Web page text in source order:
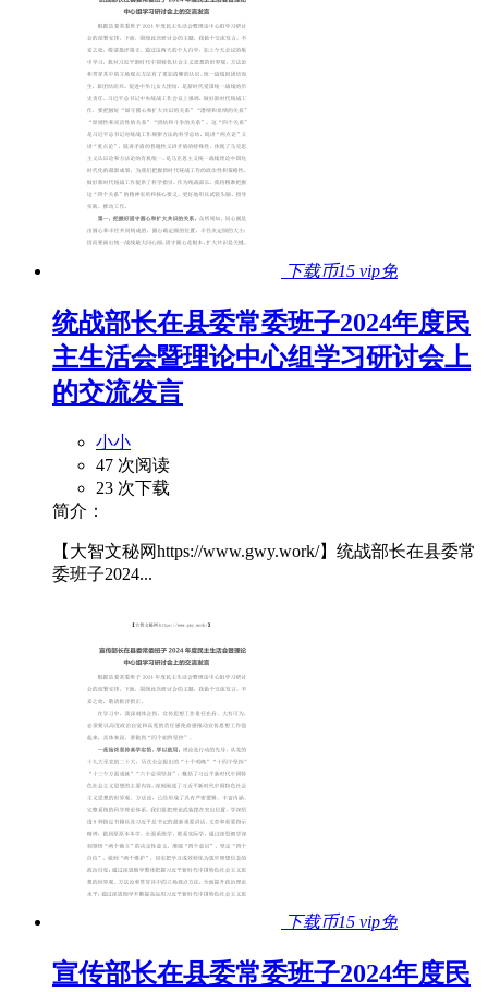
下载币15 vip免
统战部长在县委常委班子2024年度民
主生活会暨理论中心组学习研讨会上
的交流发言
小小
47 次阅读
23 次下载
简介：
【大智文秘网https://www.gwy.work/】统战部长在县委常
委班子2024...
下载币15 vip免
宣传部长在县委常委班子2024年度民